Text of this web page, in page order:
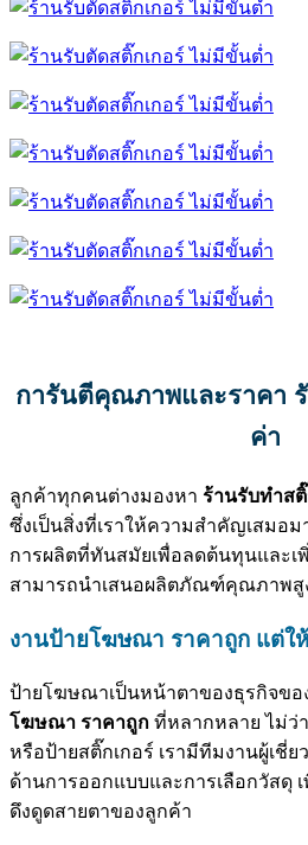
การันตีคุณภาพและราคา
ค่า
ลูกค้าทุกคนต่างมองหา ร้านรับทำส
ซึ่งเป็นสิ่งที่เราให้ความสำคัญเสมอม
การผลิตที่ทันสมัยเพื่อลดต้นทุนและเ
สามารถนำเสนอผลิตภัณฑ์คุณภาพสู
งานป้ายโฆษณา ราคาถูก แต่ใ
ป้ายโฆษณาเป็นหน้าตาของธุรกิจขอ
โฆษณา ราคาถูก ที่หลากหลาย ไม่ว่
หรือป้ายสติ๊กเกอร์ เรามีทีมงานผู้เชี่
ด้านการออกแบบและการเลือกวัสดุ
ดึงดูดสายตาของลูกค้า